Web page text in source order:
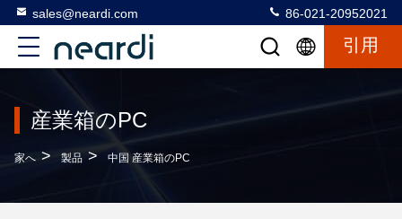
sales@neardi.com 86-021-20952021
引用
産業箱のPC
家へ > 製品 > 中国 産業箱のPC